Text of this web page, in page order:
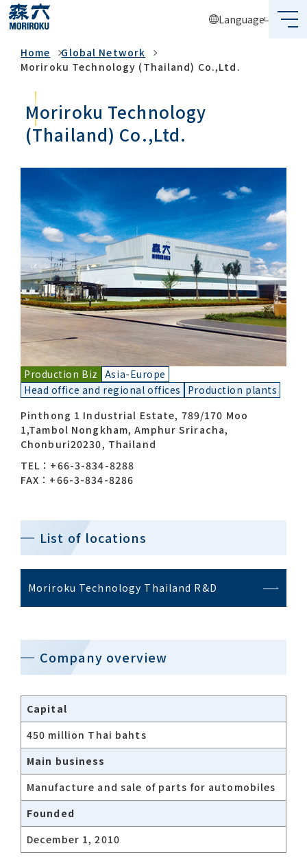
Language
What's MORIROKU?
About Us
Business
Recruit
Global Network
Contact list
Recommended keywords
#Global network
Home
Global Network
Moriroku Technology (Thailand) Co.,Ltd.
Moriroku Technology
(Thailand) Co.,Ltd.
Production Biz Asia-Europe
Head office and regional offices
Production plants
Pinthong 1 Industrial Estate, 789/170 Moo
1,Tambol Nongkham, Amphur Sriracha,
Chonburi20230, Thailand
TEL：+66-3-834-8288
FAX：+66-3-834-8286
List of locations
Moriroku Technology Thailand R&D
Company overview
Capital
450 million Thai bahts
Main business
Manufacture and sale of parts for automobiles
Founded
December 1, 2010